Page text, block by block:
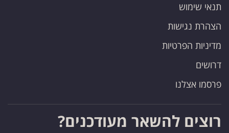
תנאי שימוש
הצהרת נגישות
מדיניות הפרטיות
דרושים
פרסמו אצלנו
רוצים להשאר מעודכנים?